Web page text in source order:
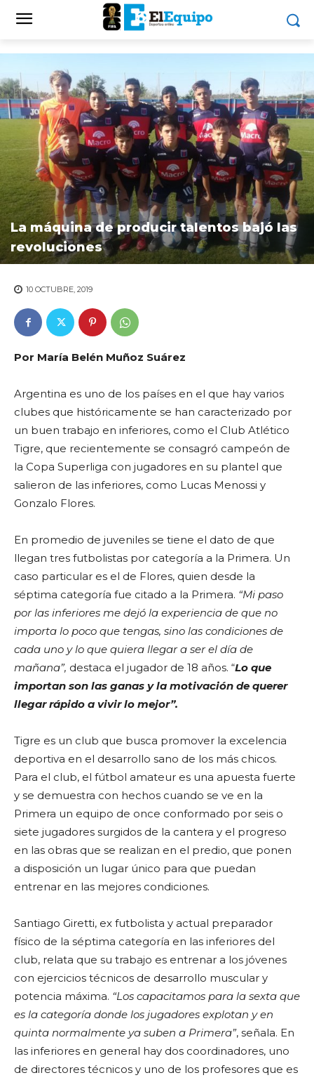
La máquina de producir talentos bajó las
revoluciones
10 OCTUBRE, 2019
Por María Belén Muñoz Suárez
Argentina es uno de los países en el que hay varios
clubes que históricamente se han caracterizado por
un buen trabajo en inferiores, como el Club Atlético
Tigre, que recientemente se consagró campeón de
la Copa Superliga con jugadores en su plantel que
salieron de las inferiores, como Lucas Menossi y
Gonzalo Flores.
En promedio de juveniles se tiene el dato de que
llegan tres futbolistas por categoría a la Primera. Un
caso particular es el de Flores, quien desde la
séptima categoría fue citado a la Primera. “Mi paso
por las inferiores me dejó la experiencia de que no
importa lo poco que tengas, sino las condiciones de
cada uno y lo que quiera llegar a ser el día de
mañana”, destaca el jugador de 18 años. “Lo que
importan son las ganas y la motivación de querer
llegar rápido a vivir lo mejor”.
Tigre es un club que busca promover la excelencia
deportiva en el desarrollo sano de los más chicos.
Para el club, el fútbol amateur es una apuesta fuerte
y se demuestra con hechos cuando se ve en la
Primera un equipo de once conformado por seis o
siete jugadores surgidos de la cantera y el progreso
en las obras que se realizan en el predio, que ponen
a disposición un lugar único para que puedan
entrenar en las mejores condiciones.
Santiago Giretti, ex futbolista y actual preparador
físico de la séptima categoría en las inferiores del
club, relata que su trabajo es entrenar a los jóvenes
con ejercicios técnicos de desarrollo muscular y
potencia máxima. “Los capacitamos para la sexta que
es la categoría donde los jugadores explotan y en
quinta normalmente ya suben a Primera”, señala. En
las inferiores en general hay dos coordinadores, uno
de directores técnicos y uno de los profesores que es